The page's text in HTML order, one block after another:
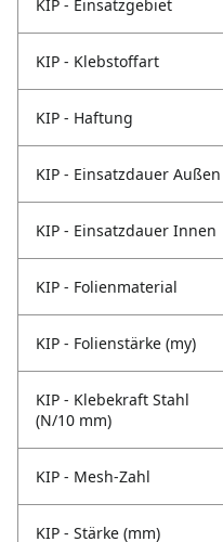
KIP - Einsatzgebiet
KIP - Klebstoffart
KIP - Haftung
KIP - Einsatzdauer Außen
KIP - Einsatzdauer Innen
KIP - Folienmaterial
KIP - Folienstärke (my)
KIP - Klebekraft Stahl
(N/10 mm)
KIP - Mesh-Zahl
KIP - Stärke (mm)